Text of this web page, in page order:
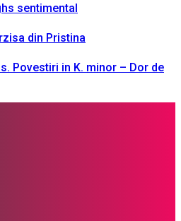
sentimental
din Pristina
Povestiri in K. minor – Dor de